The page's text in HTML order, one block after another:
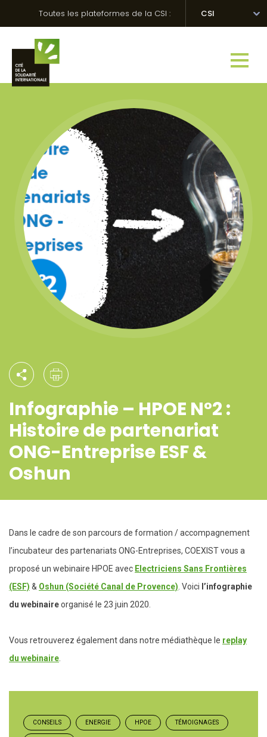
Toutes les plateformes de la CSI : CSI
Infographie – HPOE N°2 :
Histoire de partenariat
ONG-Entreprise ESF &
Oshun
Dans le cadre de son parcours de formation / accompagnement
l’incubateur des partenariats ONG-Entreprises, COEXIST vous a
proposé un webinaire HPOE avec Electriciens Sans Frontières
(ESF) & Oshun (Société Canal de Provence) . Voici l’infographie
du webinaireorganisé le 23 juin 2020.
Vous retrouverez également dans notre médiathèque le replay
du webinaire
CONSEILS ENERGIE HPOE TÉMOIGNAGES